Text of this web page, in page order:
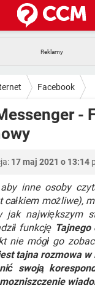
WHATSAPP
NETFLIX
TIKTOK
FACEBOOK
TIKTOK
NETFLIX
TIKTOK
NETFLIX
Facebook
-
17 maj 2021 o 13:14
inne osoby
całkiem możliwe),
jak największym
funkcję Tajnego
nie mógł go
tajna rozmowa
swoją